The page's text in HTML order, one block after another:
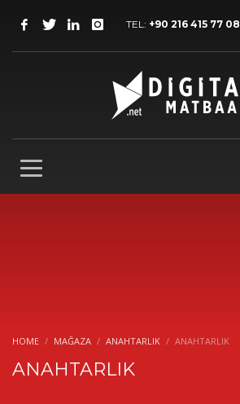
TEL: +90 216 415 77 08
HOME MAĞAZA ANAHTARLIK ANAHTARLIK
ANAHTARLIK